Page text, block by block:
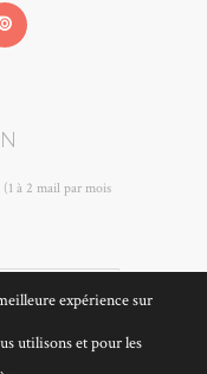
à 2 mail par mois
de
expérience sur
utilisons et pour les